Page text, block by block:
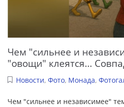
Чем "сильнее и
"овощи" клеятся...
Новости, Фото, Монада,
Чем "сильнее и независимее"